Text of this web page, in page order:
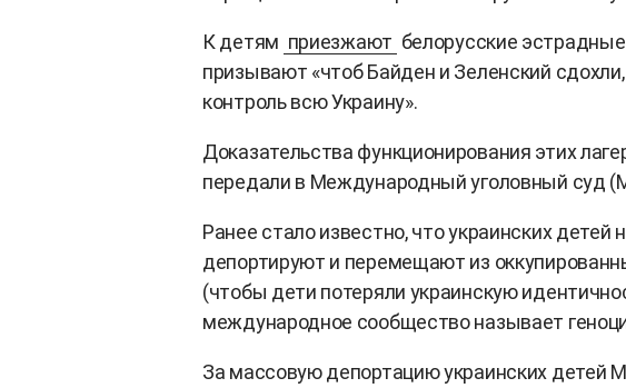
К детям приезжают белорусские
призывают «чтоб Байден и Зеленский
контроль всю Украину».
Доказательства функционирования этих
передали в Международный уголовный суд
Ранее стало известно, что украинских детей
депортируют и перемещают из
(чтобы дети потеряли украинскую
международное сообщество называет
За массовую депортацию украинских детей